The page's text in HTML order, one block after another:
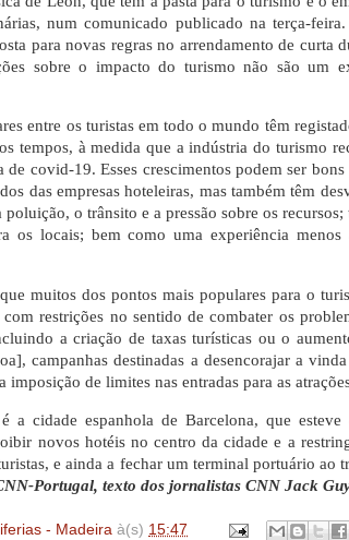
num comunicado publicado na terça-
para novas regras no arrendamento de curta
sobre o impacto do turismo não são um
entre os turistas em todo o mundo têm
tempos, à medida que a indústria do turismo
de covid-19. Esses crescimentos podem ser
das empresas hoteleiras, mas também têm
o trânsito e a pressão sobre os
os locais; bem como uma experiência menos
muitos dos pontos mais populares para o
restrições no sentido de combater os
a criação de taxas turísticas ou o
campanhas destinadas a desencorajar a
imposição de limites nas entradas para as
a cidade espanhola de Barcelona, que esteve
novos hotéis no centro da cidade e a
e ainda a fechar um terminal portuário ao
Portugal, texto dos jornalistas CNN Jack
- Madeira à(s) 15:47